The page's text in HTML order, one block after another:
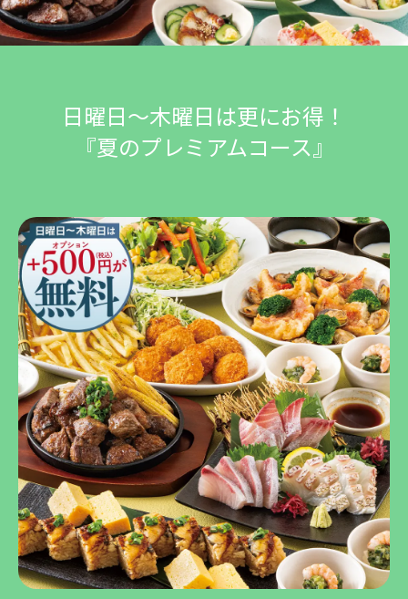
日曜日～木曜日は更にお得！
『夏のプレミアムコース』